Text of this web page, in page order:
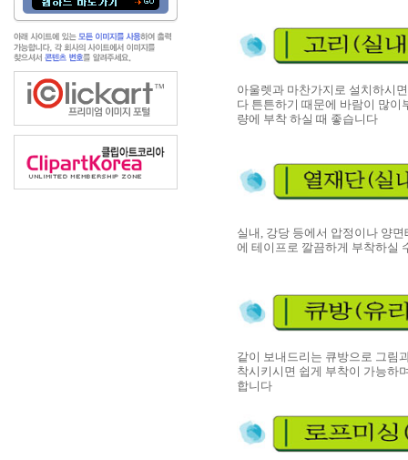
아울렛과 마찬가지로 설치하시
다 튼튼하기 때문에 바람이 많이
량에 부착 하실 때 좋습니다
실내, 강당 등에서 압정이나 양
에 테이프로 깔끔하게 부착하실
같이 보내드리는 큐방으로 그림
착시키시면 쉽게 부착이 가능하
합니다